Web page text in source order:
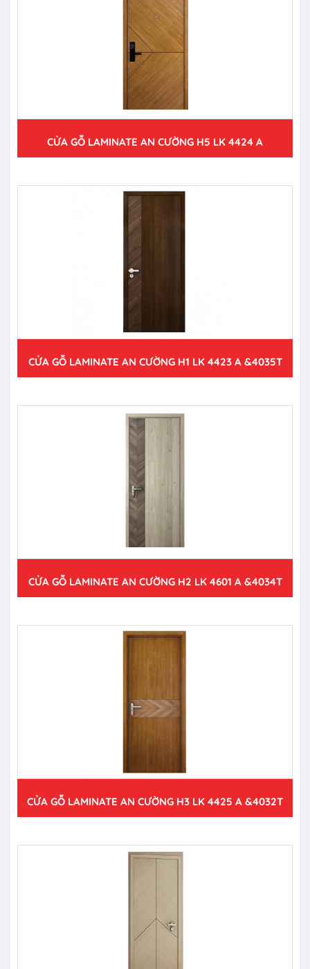
CỬA GỖ LAMINATE AN CƯỜNG H5 LK 4424 A
CỬA GỖ LAMINATE AN CƯỜNG H1 LK 4423 A &4035T
CỬA GỖ LAMINATE AN CƯỜNG H2 LK 4601 A &4034T
CỬA GỖ LAMINATE AN CƯỜNG H3 LK 4425 A &4032T